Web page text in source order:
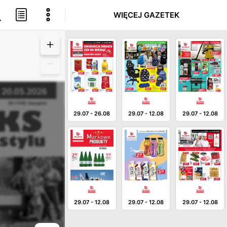
WIĘCEJ GAZETEK
29.07 -26.08 29.07- 12.08 29.07- 12.08
29.07 -12.08 29.07- 12.08 29.07- 12.08